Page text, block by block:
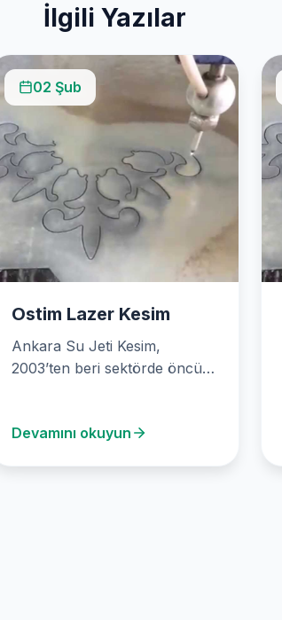
İlgili Yazılar
02 Şub
Ostim Lazer Kesim
Ankara Su Jeti Kesim,
2003’ten beri sektörde öncü
Devamını okuyun